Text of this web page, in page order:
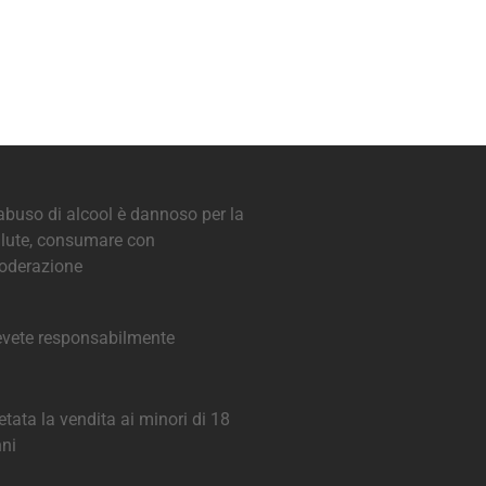
di alcool è dannoso per la
consumare con
responsabilmente
la vendita ai minori di 18